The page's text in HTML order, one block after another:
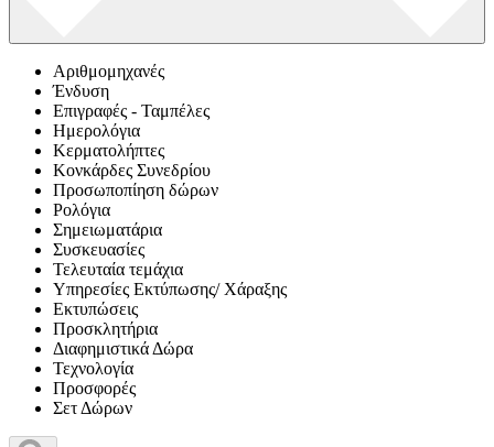
Αριθμομηχανές
Ένδυση
Επιγραφές - Ταμπέλες
Ημερολόγια
Κερματολήπτες
Κονκάρδες Συνεδρίου
Προσωποπίηση δώρων
Ρολόγια
Σημειωματάρια
Συσκευασίες
Τελευταία τεμάχια
Υπηρεσίες Εκτύπωσης/ Χάραξης
Εκτυπώσεις
Προσκλητήρια
Διαφημιστικά Δώρα
Τεχνολογία
Προσφορές
Σετ Δώρων